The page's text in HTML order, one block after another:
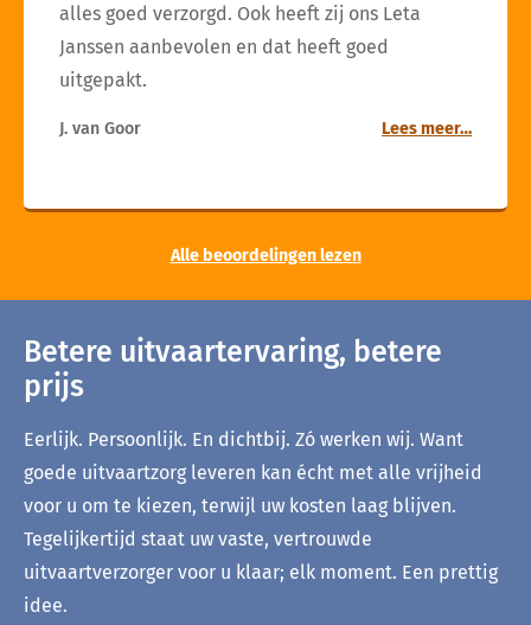
alles goed verzorgd. Ook heeft zij ons Leta
Janssen aanbevolen en dat heeft goed
uitgepakt.
J. van Goor Lees meer…
Alle beoordelingen lezen
Betere uitvaartervaring, betere
prijs
Eerlijk. Persoonlijk. En dichtbij. Zó werken wij. Want
goede uitvaartzorg leveren kan écht met alle vrijheid
voor u om te kiezen, terwijl uw kosten laag blijven.
Tegelijkertijd staat uw vaste, vertrouwde
uitvaartverzorger voor u klaar; elk moment. Een prettig
idee.